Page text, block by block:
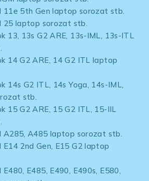
11e 5th Gen laptop sorozat stb.
25 laptop sorozat stb.
13, 13s G2 ARE, 13s-IML, 13s-ITL
14 G2 ARE, 14 G2 ITL laptop
14s G2 ITL, 14s Yoga, 14s-IML,
stb.
15 G2 ARE, 15 G2 ITL, 15-IIL
A285, A485 laptop sorozat stb.
2nd Gen, E15 G2 laptop
E485, E490, E490s, E580,